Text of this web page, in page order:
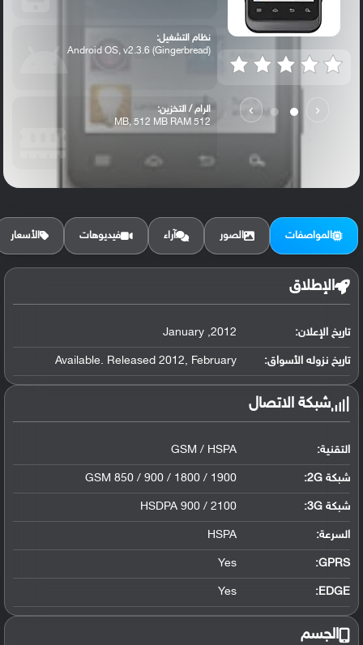
‹
›
نظام التشغيل:
Android OS, v2.3.6 (Gingerbread)
الرام / التخزين:
512 MB, 512 MB RAM
الكاميرا الأساسية:
المواصفات الصور آراء فيديوهات الأسعار
الإطلاق
تاريخ الإعلان: 2012, January
تاريخ نزوله الأسواق: Available. Released 2012, February
شبكة الاتصال
التقنية: GSM / HSPA
شبكة 2G: GSM 850 / 900 / 1800 / 1900
شبكة 3G :
HSDPA 900 / 2100
السرعة: HSPA
GPRS:
Yes
EDGE:
Yes
الجسم